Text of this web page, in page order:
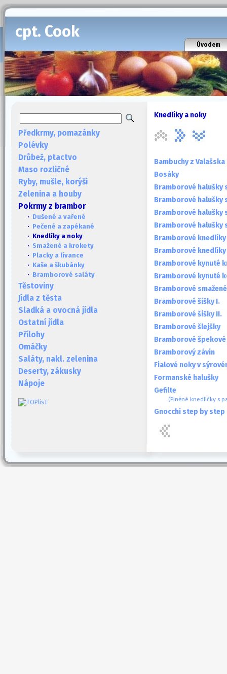
cpt. Cook
Úvodem
Předkrmy, pomazánky
Polévky
Drůbež, ptactvo
Maso rozličné
Ryby, mušle, korýši
Zelenina a houby
Pokrmy z brambor
· Dušené a vařené
· Pečené a zapékané
· Knedlíky a noky
· Smažené a krokety
· Placky a lívance
· Kaše a škubánky
· Bramborové saláty
Těstoviny
Jídla z těsta
Sladká a ovocná jídla
Ostatní jídla
Přílohy
Omáčky
Saláty, nakl. zelenina
Deserty, zákusky
Nápoje
Knedlíky a noky
Bambuchy z Valašska
Bosáky
Bramborové halušky
Bramborové halušky
Bramborové halušky
Bramborové halušky
Bramborové
Bramborové
Bramborové kynuté
Bramborové kynuté
Bramborové
Bramborové šišky I.
Bramborové šišky II.
Bramborové šlejšky
Bramborové
Bramborový závin
Fialové noky v
Formanské halušky
Gefilte
(Plněné knedlíčky s
Gnocchi step by step